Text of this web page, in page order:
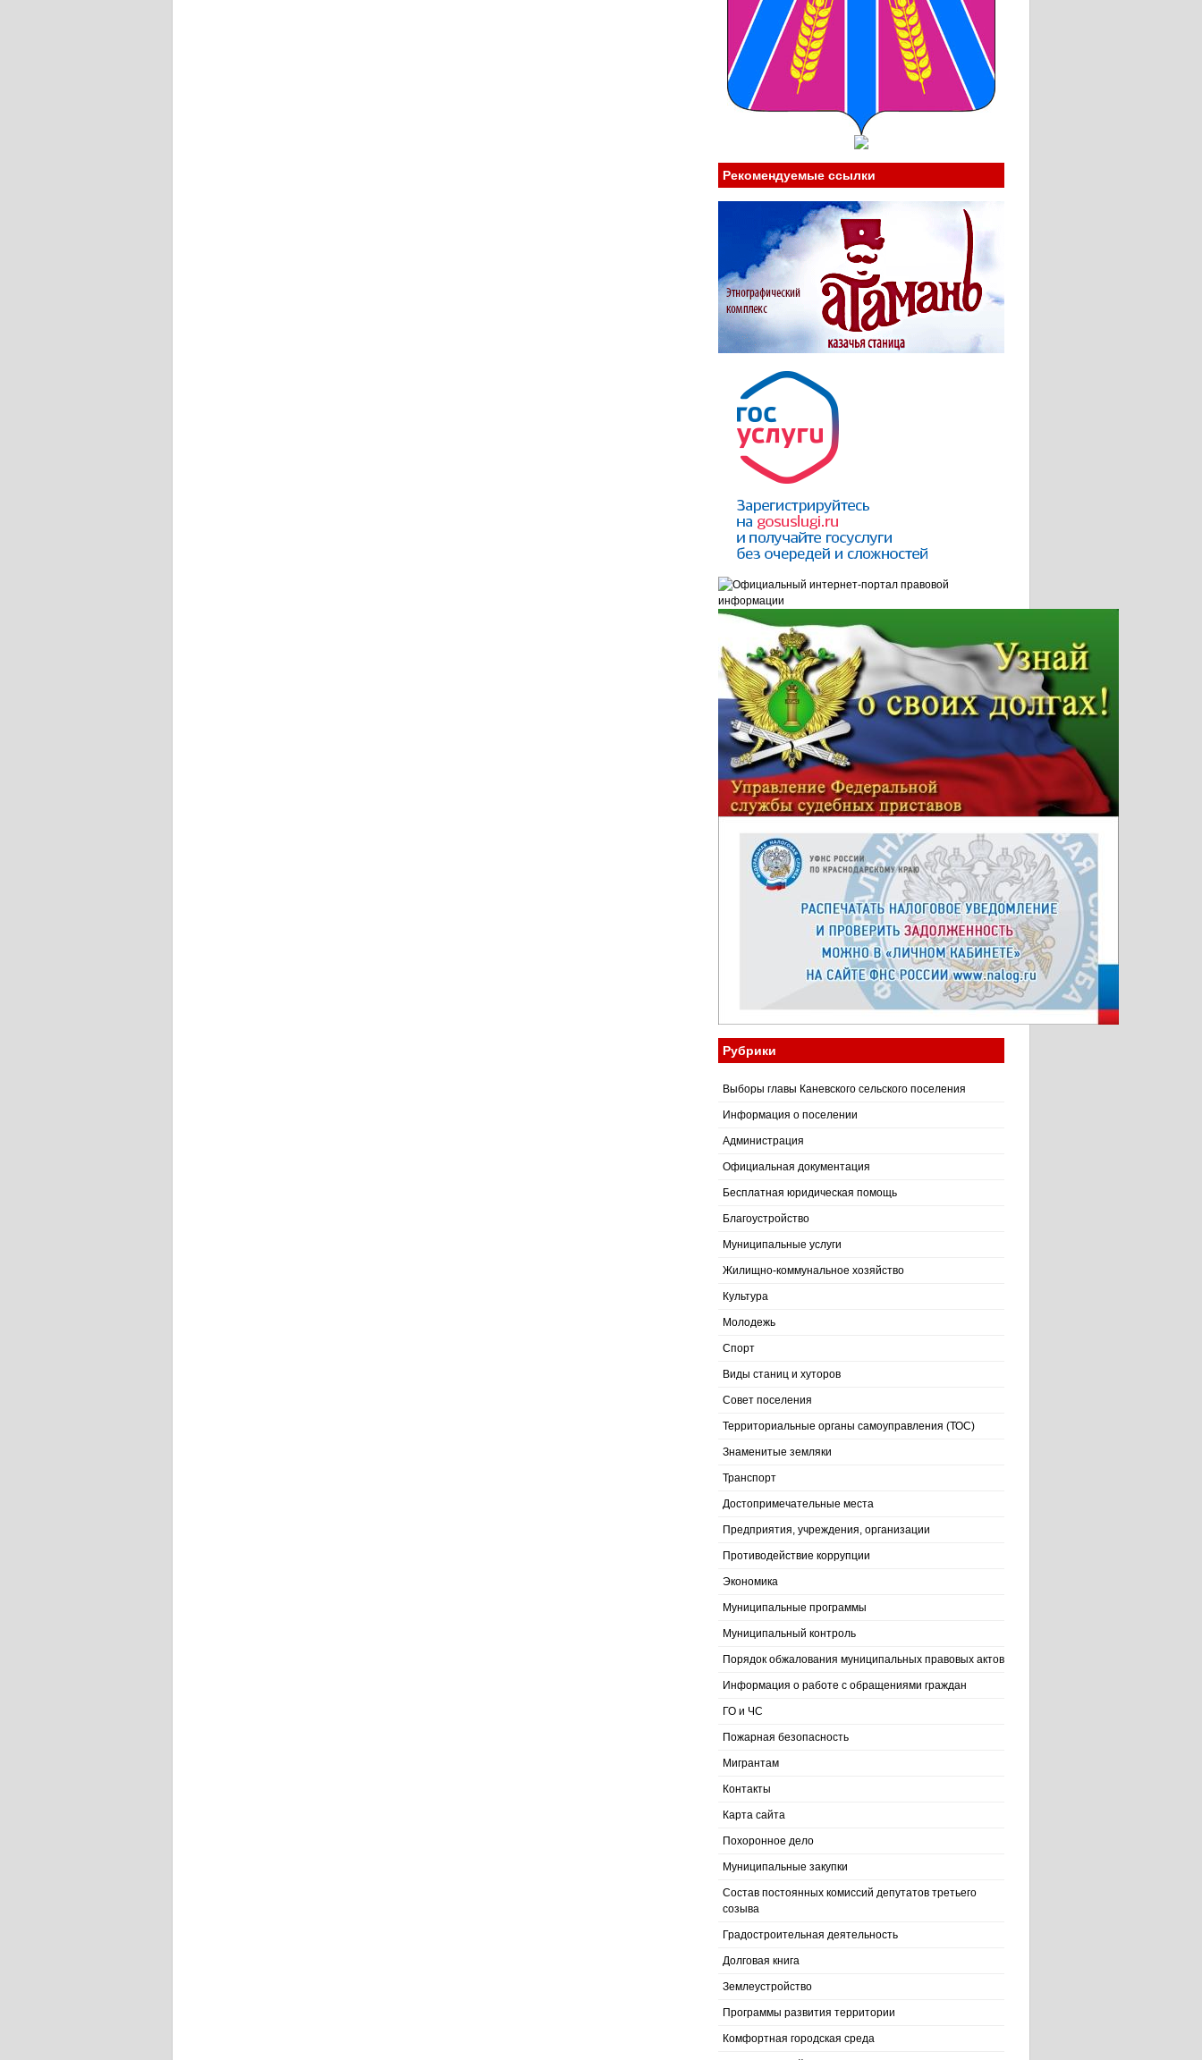
Рекомендуемые ссылки
Рубрики
Выборы главы Каневского сельского поселения
Информация о поселении
Администрация
Официальная документация
Бесплатная юридическая помощь
Благоустройство
Муниципальные услуги
Жилищно-коммунальное хозяйство
Культура
Молодежь
Спорт
Виды станиц и хуторов
Совет поселения
Территориальные органы самоуправления (ТОС)
Знаменитые земляки
Транспорт
Достопримечательные места
Предприятия, учреждения, организации
Противодействие коррупции
Экономика
Муниципальные программы
Муниципальный контроль
Порядок обжалования муниципальных правовых актов
Информация о работе с обращениями граждан
ГО и ЧС
Пожарная безопасность
Мигрантам
Контакты
Карта сайта
Похоронное дело
Муниципальные закупки
Состав постоянных комиссий депутатов третьего
созыва
Градостроительная деятельность
Долговая книга
Землеустройство
Программы развития территории
Комфортная городская среда